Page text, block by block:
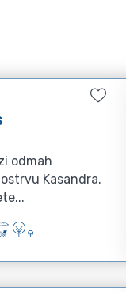
odmah
Kasandra.